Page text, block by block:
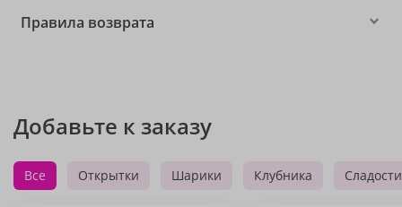
Правила возврата
Добавьте к заказу
Все Открытки Шарики Клубника Сладости